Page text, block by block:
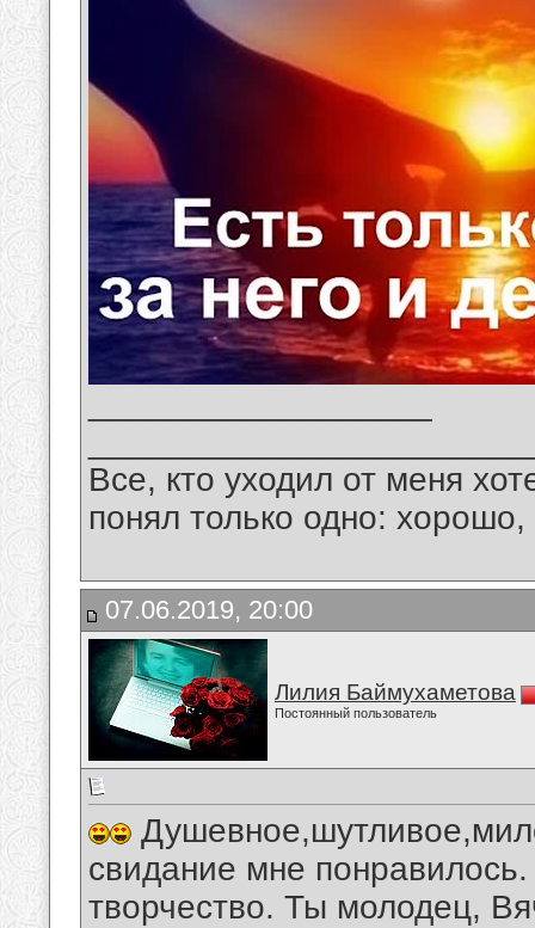
Все, кто уходил от меня
понял только одно:
07.06.2019, 20:00
Лилия Баймухаметова
Постоянный пользователь
свидание мне
творчество. Ты молодец,